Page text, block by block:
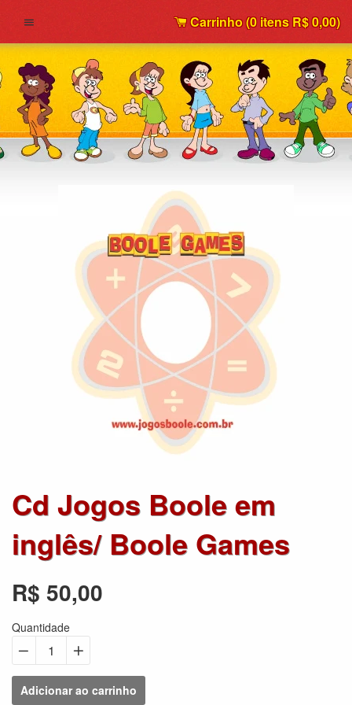
Carrinho (0itensR$ 0,00)
Cd Jogos Boole em
inglês/ Boole Games
Preço
normal
R$ 50,00
Quantidade
−
Reduzir
quantidade
+
Aumentar
quantidade
Adicionar ao carrinho